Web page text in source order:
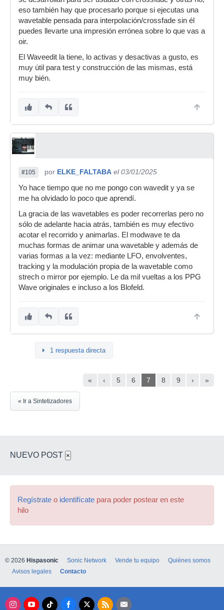
eso también hay que procesarlo porque si ejecutas una
wavetable pensada para interpolación/crossfade sin él
puedes llevarte una impresión errónea sobre lo que vas a
oir.
El Waveedit la tiene, lo activas y desactivas a gusto, es
muy útil para test y construcción de las mismas, está
muy bién.
#105 por ELKE_FALTABA el 03/01/2025
Yo hace tiempo que no me pongo con wavedit y ya se
me ha olvidado lo poco que aprendí.
La gracia de las wavetables es poder recorrerlas pero no
sólo de adelante hacia atrás, también es muy efectivo
acotar el recorrido y animarlas. El modwave te da
muchas formas de animar una wavetable y además de
varias formas a la vez: mediante LFO, envolventes,
tracking y la modulación propia de la wavetable como
strech o mirror por ejemplo. Le da mil vueltas a los PPG
Wave originales e incluso a los Blofeld.
1 respuesta directa
« ‹ 5 6 7 8 9 › »
« Ir a Sintetizadores
NUEVO POST ×
Regístrate o identifícate para poder postear en este
hilo
© 2026 Hispasonic Sonic Network Vende tu equipo
Quiénes somos
Avisos legales
Contacto